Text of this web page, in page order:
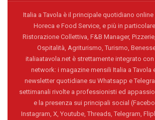
Italia a Tavola è il principale quotidiano
Horeca e Food Service, e più in
Ristorazione Collettiva, F&B Manager,
Ospitalità, Agriturismo, Turismo,
italiaatavola.net è strettamente integrato
network: i magazine mensili Italia a Tavola
newsletter quotidiane su Whatsapp e
settimanali rivolte a professionisti ed
e la presenza sui principali social
Instagram, X, Youtube, Threads, Telegram,